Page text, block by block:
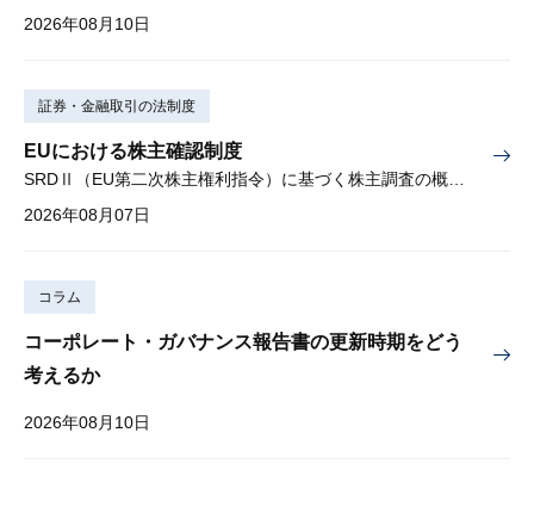
2026年08月10日
証券・金融取引の法制度
EUにおける株主確認制度
2026年08月07日
コラム
コーポレート・ガバナンス報告書の更新時期をどう
考えるか
2026年08月10日